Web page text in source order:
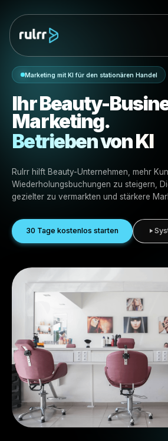
Ihr Beauty-
Marketing.
Betrieben von
Rulrr hilft Beauty-Unternehmen,
Wiederholungsbuchungen zu
gezielter zu vermarkten und
30 Tage kostenlos starten